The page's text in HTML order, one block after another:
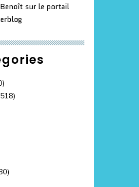
Benoît sur le portail